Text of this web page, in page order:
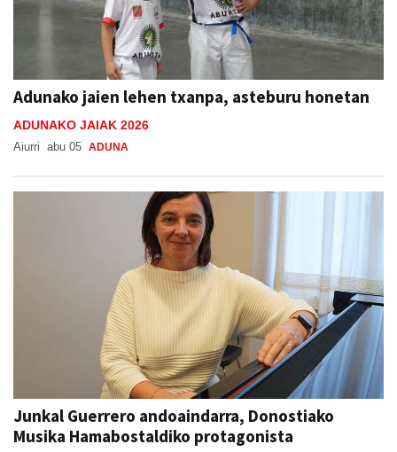
Adunako jaien lehen txanpa, asteburu honetan
ADUNAKO JAIAK 2026
Aiurri abu 05 ADUNA
Junkal Guerrero andoaindarra, Donostiako
Musika Hamabostaldiko protagonista